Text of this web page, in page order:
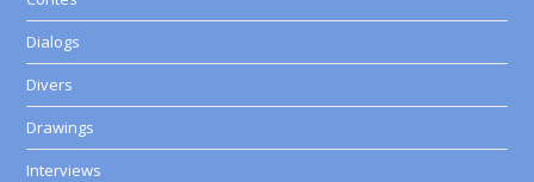
Dialogs
Divers
Drawings
Interviews